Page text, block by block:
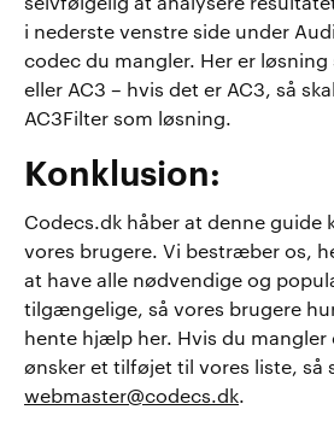
i nederste venstre side under
codec du mangler. Her er
eller AC3 – hvis det er AC3, så
AC3Filter som løsning.
Konklusion:
Codecs.dk håber at denne guide
vores brugere. Vi bestræber os,
at have alle nødvendige og
tilgængelige, så vores brugere
hente hjælp her. Hvis du mangler
ønsker et tilføjet til vores liste, så
webmaster@codecs.dk.